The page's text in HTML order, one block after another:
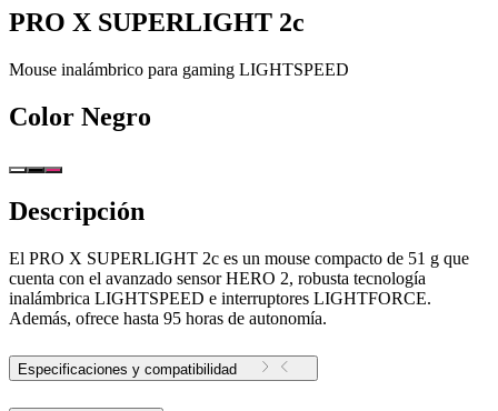
PRO X SUPERLIGHT 2c
Mouse inalámbrico para gaming LIGHTSPEED
Color Negro
Descripción
El PRO X SUPERLIGHT 2c es un mouse compacto de 51 g que
cuenta con el avanzado sensor HERO 2, robusta tecnología
inalámbrica LIGHTSPEED e interruptores LIGHTFORCE.
Además, ofrece hasta 95 horas de autonomía.
Especificaciones y compatibilidad